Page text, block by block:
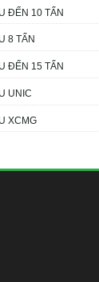
ĐẾN 10 TẤN
8 TẤN
ĐẾN 15 TẤN
UNIC
XCMG